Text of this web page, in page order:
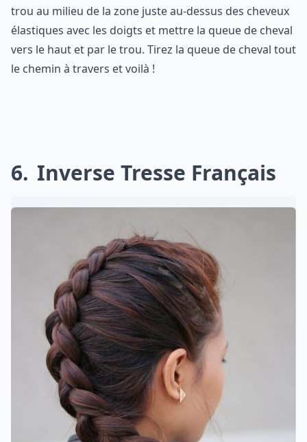
trou au milieu de la zone juste au-dessus des cheveux
élastiques avec les doigts et mettre la queue de cheval
vers le haut et par le trou. Tirez la queue de cheval tout
le chemin à travers et voilà !
6 Inverse Tresse Français